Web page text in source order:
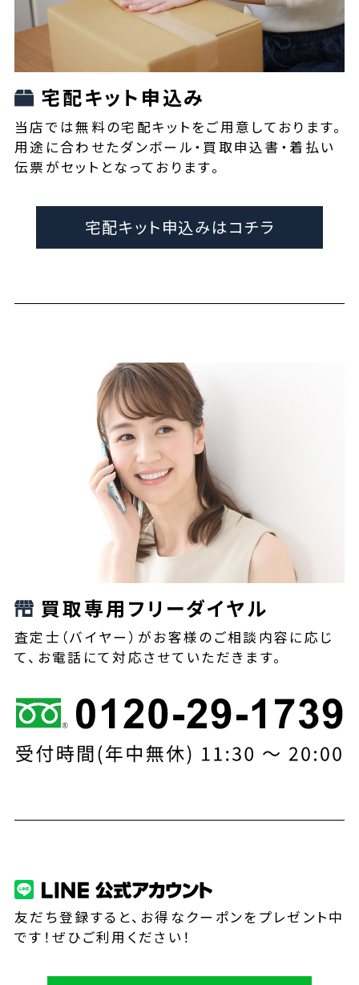
宅配キット申込み
当店では無料の宅配キットをご用意しております。
用途に合わせたダンボール・買取申込書・着払い
伝票がセットとなっております。
宅配キット申込みはコチラ
買取専用フリーダイヤル
査定士（バイヤー）がお客様のご相談内容に応じ
て、お電話にて対応させていただきます。
友だち登録すると、お得なクーポンをプレゼント中
です！ぜひご利用ください！